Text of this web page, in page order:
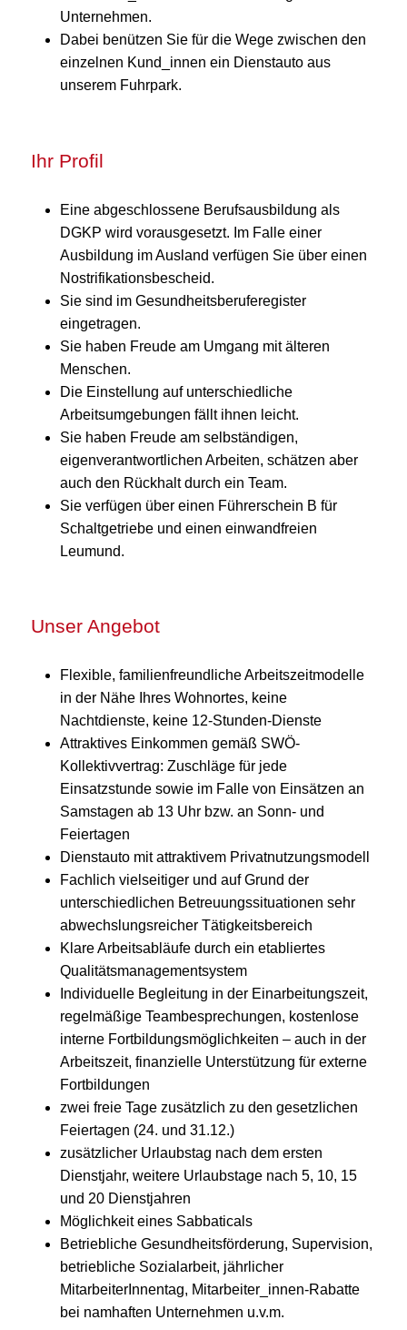
Unternehmen.
Dabei benützen Sie für die Wege zwischen den
einzelnen Kund_innen ein Dienstauto aus
unserem Fuhrpark.
Ihr Profil
Eine abgeschlossene Berufsausbildung als
DGKP wird vorausgesetzt. Im Falle einer
Ausbildung im Ausland verfügen Sie über einen
Nostrifikationsbescheid.
Sie sind im Gesundheitsberuferegister
eingetragen.
Sie haben Freude am Umgang mit älteren
Menschen.
Die Einstellung auf unterschiedliche
Arbeitsumgebungen fällt ihnen leicht.
Sie haben Freude am selbständigen,
eigenverantwortlichen Arbeiten, schätzen aber
auch den Rückhalt durch ein Team.
Sie verfügen über einen Führerschein B für
Schaltgetriebe und einen einwandfreien
Leumund.
Unser Angebot
Flexible, familienfreundliche Arbeitszeitmodelle
in der Nähe Ihres Wohnortes, keine
Nachtdienste, keine 12-Stunden-Dienste
Attraktives Einkommen gemäß SWÖ-
Kollektivvertrag: Zuschläge für jede
Einsatzstunde sowie im Falle von Einsätzen an
Samstagen ab 13 Uhr bzw. an Sonn- und
Feiertagen
Dienstauto mit attraktivem Privatnutzungsmodell
Fachlich vielseitiger und auf Grund der
unterschiedlichen Betreuungssituationen sehr
abwechslungsreicher Tätigkeitsbereich
Klare Arbeitsabläufe durch ein etabliertes
Qualitätsmanagementsystem
Individuelle Begleitung in der Einarbeitungszeit,
regelmäßige Teambesprechungen, kostenlose
interne Fortbildungsmöglichkeiten – auch in der
Arbeitszeit, finanzielle Unterstützung für externe
Fortbildungen
zwei freie Tage zusätzlich zu den gesetzlichen
Feiertagen (24. und 31.12.)
zusätzlicher Urlaubstag nach dem ersten
Dienstjahr, weitere Urlaubstage nach 5, 10, 15
und 20 Dienstjahren
Möglichkeit eines Sabbaticals
Betriebliche Gesundheitsförderung, Supervision,
betriebliche Sozialarbeit, jährlicher
MitarbeiterInnentag, Mitarbeiter_innen-Rabatte
bei namhaften Unternehmen u.v.m.